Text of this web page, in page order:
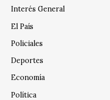
Interés General
El País
Policiales
Deportes
Economía
Política